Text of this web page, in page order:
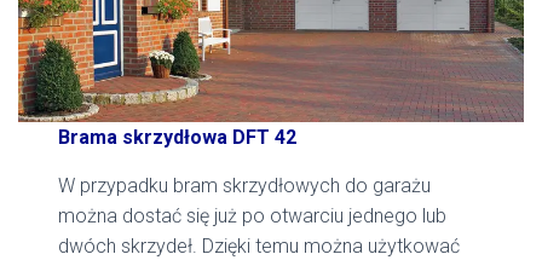
Brama skrzydłowa DFT 42
W przypadku bram skrzydłowych do garażu
można dostać się już po otwarciu jednego lub
dwóch skrzydeł. Dzięki temu można użytkować